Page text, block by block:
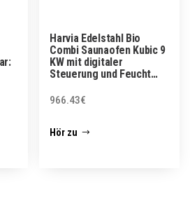
Harvia Edelstahl Bio
Combi Saunaofen Kubic 9
KW mit digitaler
Steuerung und Feucht…
966.43€
Hör zu